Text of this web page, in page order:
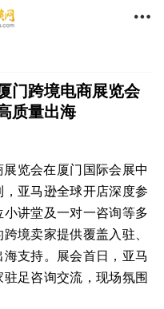

门跨境电商展览会
质量出海
展览会在厦门国际会展中
亚马逊全球开店深度参
讲堂及一对一咨询等多
境卖家提供覆盖入驻、
支持。展会首日，亚马
足咨询交流，现场氛围